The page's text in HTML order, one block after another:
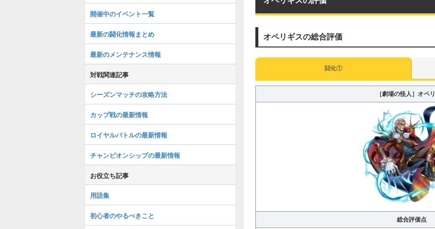
オペリギスの総合評価
闘化①
［劇場の怪人］オペ
総合評価点
開催中のイベント一覧
最新の闘化情報まとめ
最新のメンテナンス情報
対戦関連記事
シーズンマッチの攻略方法
カップ戦の最新情報
ロイヤルバトルの最新情報
チャンピオンシップの最新情報
お役立ち記事
用語集
初心者のやるべきこと